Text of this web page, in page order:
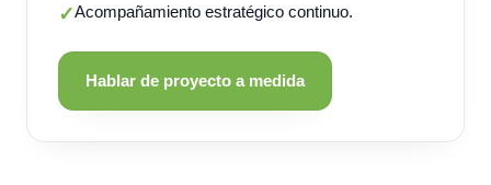
✓Acompañamiento estratégico continuo.
Hablar de proyecto a medida